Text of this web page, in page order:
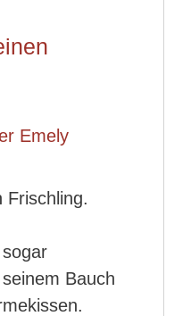
Frischling.
Bauch